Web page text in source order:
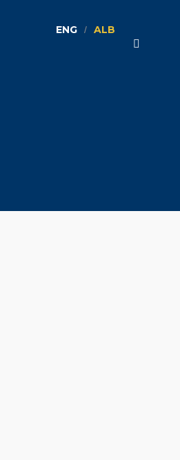
ENG ALB